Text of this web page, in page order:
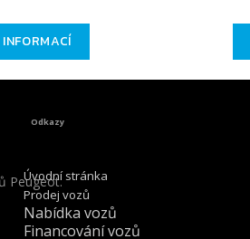
Peugeot.
Odkazy
Úvodní stránka
Prodej vozů
Nabídka vozů
Financování vozů